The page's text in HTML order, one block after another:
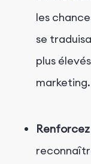
les
se
plus
marketing.